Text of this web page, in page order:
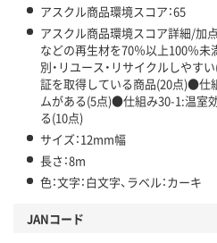
アスクル商品環境スコア：65
アスクル商品環境スコア詳細/加
などの再生材を70％以上100％
別・リユース・リサイクルしや
証を取得している商品(20点)●仕
ムがある(5点)●仕組み30-1:温室
る(10点)
サイズ：12mm幅
長さ：8m
色：文字：白文字、ラベル：カーキ
JANコード